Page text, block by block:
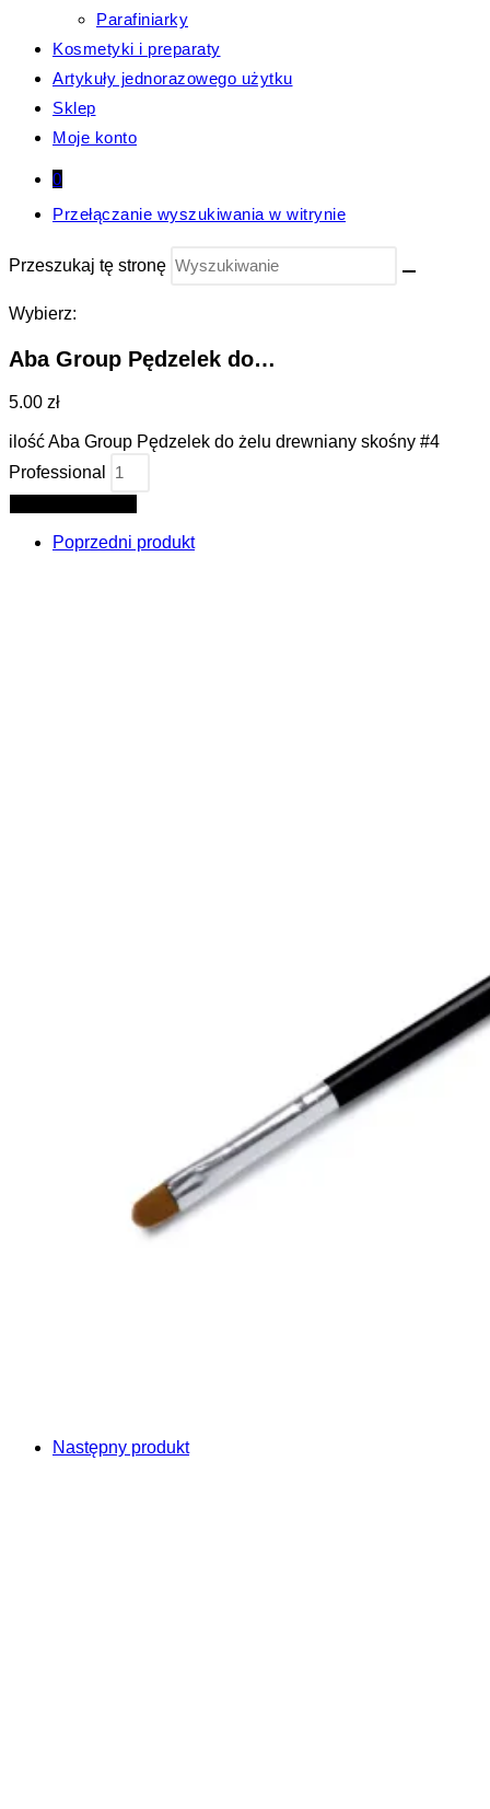
Parafiniarky
Kosmetyki i preparaty
Artykuły jednorazowego użytku
Sklep
Moje konto
0
Przełączanie wyszukiwania w witrynie
Przeszukaj tę stronę
Wybierz:
Aba Group Pędzelek do…
5.00 zł
ilość Aba Group Pędzelek do żelu drewniany skośny #4
Professional
Poprzedni produkt
Następny produkt